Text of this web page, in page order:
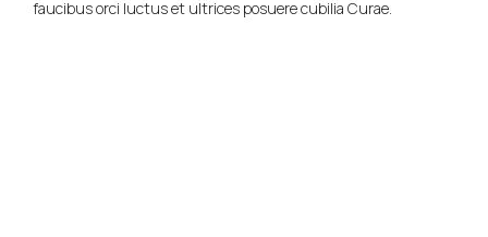
faucibus orci luctus et ultrices posuere cubilia Curae.